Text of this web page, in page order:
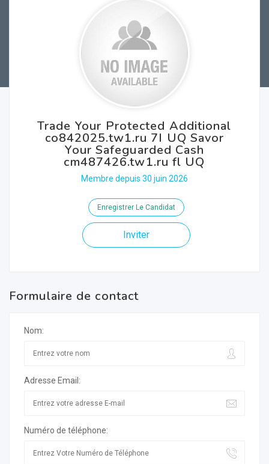
Trade Your Protected Additional
co842025.tw1.ru 7I UQ Savor
Your Safeguarded Cash
cm487426.tw1.ru fl UQ
Membre depuis 30 juin 2026
Enregistrer Le Candidat
Inviter
Formulaire de contact
Nom:
Adresse Email:
Numéro de téléphone: